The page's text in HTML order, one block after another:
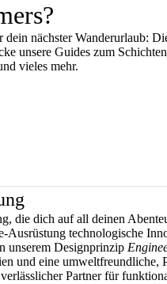
nächster Wanderurlaub:
unsere Guides zum
vieles mehr.
die dich auf all deinen
technologische
unserem Designprinzip
und eine umweltfreundliche,
Partner für